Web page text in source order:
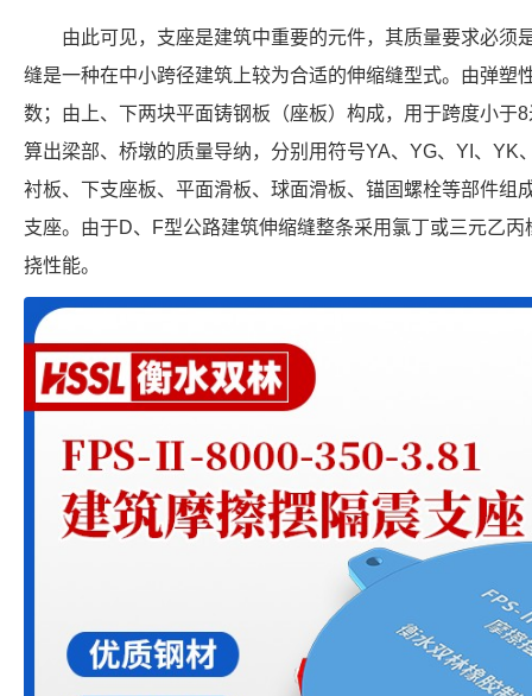
由此可见，支座是建筑中重要的元件，其质量要求必须
缝是一种在中小跨径建筑上较为合适的伸缩缝型式。由弹塑
数；由上、下两块平面铸钢板（座板）构成，用于跨度小于
算出梁部、桥墩的质量导纳，分别用符号YA、YG、YI、YK
衬板、下支座板、平面滑板、球面滑板、锚固螺栓等部件组
支座。由于D、F型公路建筑伸缩缝整条采用氯丁或三元乙
挠性能。